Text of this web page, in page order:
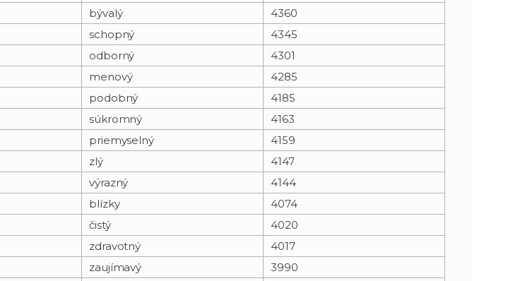
bývalý
4360
schopný
4345
odborný
4301
menový
4285
podobný
4185
súkromný
4163
priemyselný
4159
zlý
4147
výrazný
4144
blízky
4074
čistý
4020
zdravotný
4017
zaujímavý
3990